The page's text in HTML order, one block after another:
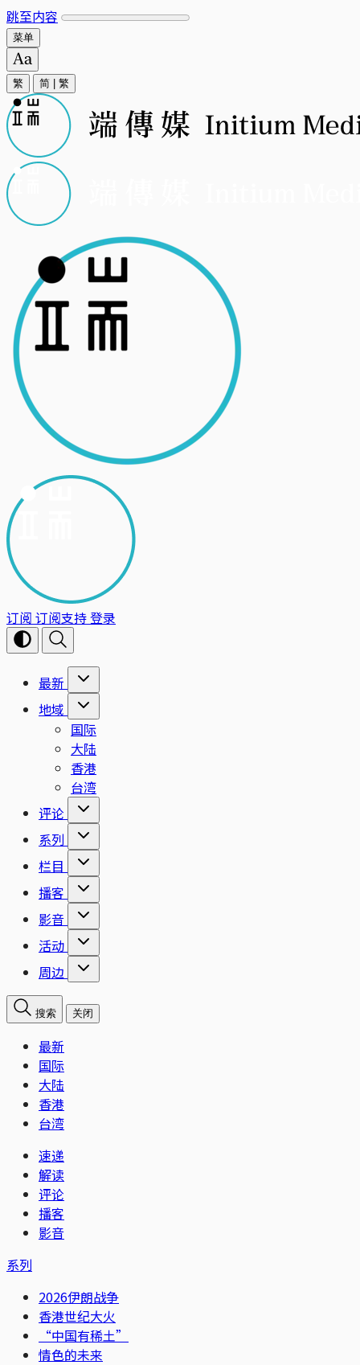
跳至内容
菜单
繁 简 繁
订阅 订阅支持登录
最新
地域
国际
大陆
香港
台湾
评论
系列
栏目
播客
影音
活动
周边
搜索 关闭
最新
国际
大陆
香港
台湾
速递
解读
评论
播客
影音
系列
2026伊朗战争
香港世纪大火
“中国有稀土”
情色的未来